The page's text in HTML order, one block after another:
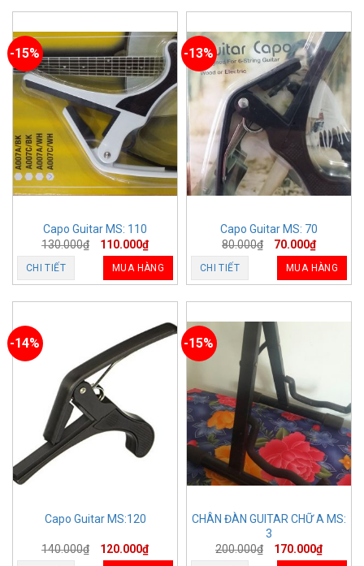
-15%
Capo Guitar MS: 110
130.000₫ 110.000₫
CHI TIẾT MUA HÀNG
-13%
Capo Guitar MS: 70
80.000₫ 70.000₫
CHI TIẾT MUA HÀNG
-14%
Capo Guitar MS:120
140.000₫ 120.000₫
-15%
CHÂN ĐÀN GUITAR CHỮ A MS:
3
200.000₫ 170.000₫